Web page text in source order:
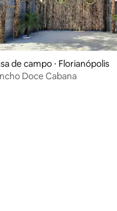
de campo ⋅ Florianópolis
Doce Cabana